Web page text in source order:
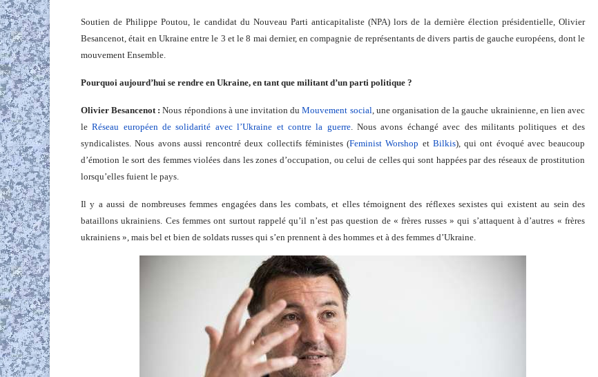
Soutien de Philippe Poutou, le candidat du Nouveau Parti anticapitaliste (NPA) lors de la dernière élection présidentielle, Olivier
Besancenot, était en Ukraine entre le 3 et le 8 mai dernier, en compagnie de représentants de divers partis de gauche européens, dont le
mouvement Ensemble.
Pourquoi aujourd’hui se rendre en Ukraine, en tant que militant d’un parti politique ?
Olivier Besancenot : Nous répondions à une invitation duMouvement social , une organisation de la gauche ukrainienne, en lien avec
leRéseau européen de solidarité avec l’Ukraine et contre la guerre. Nous avons échangé avec des militants politiques et des
syndicalistes. Nous avons aussi rencontré deux collectifs féministes (Feminist Worshop et Bilkis), qui ont évoqué avec beaucoup
d’émotion le sort des femmes violées dans les zones d’occupation, ou celui de celles qui sont happées par des réseaux de prostitution
lorsqu’elles fuient le pays.
Il y a aussi de nombreuses femmes engagées dans les combats, et elles témoignent des réflexes sexistes qui existent au sein des
bataillons ukrainiens. Ces femmes ont surtout rappelé qu’il n’est pas question de « frères russes » qui s’attaquent à d’autres « frères
ukrainiens », mais bel et bien de soldats russes qui s’en prennent à des hommes et à des femmes d’Ukraine.